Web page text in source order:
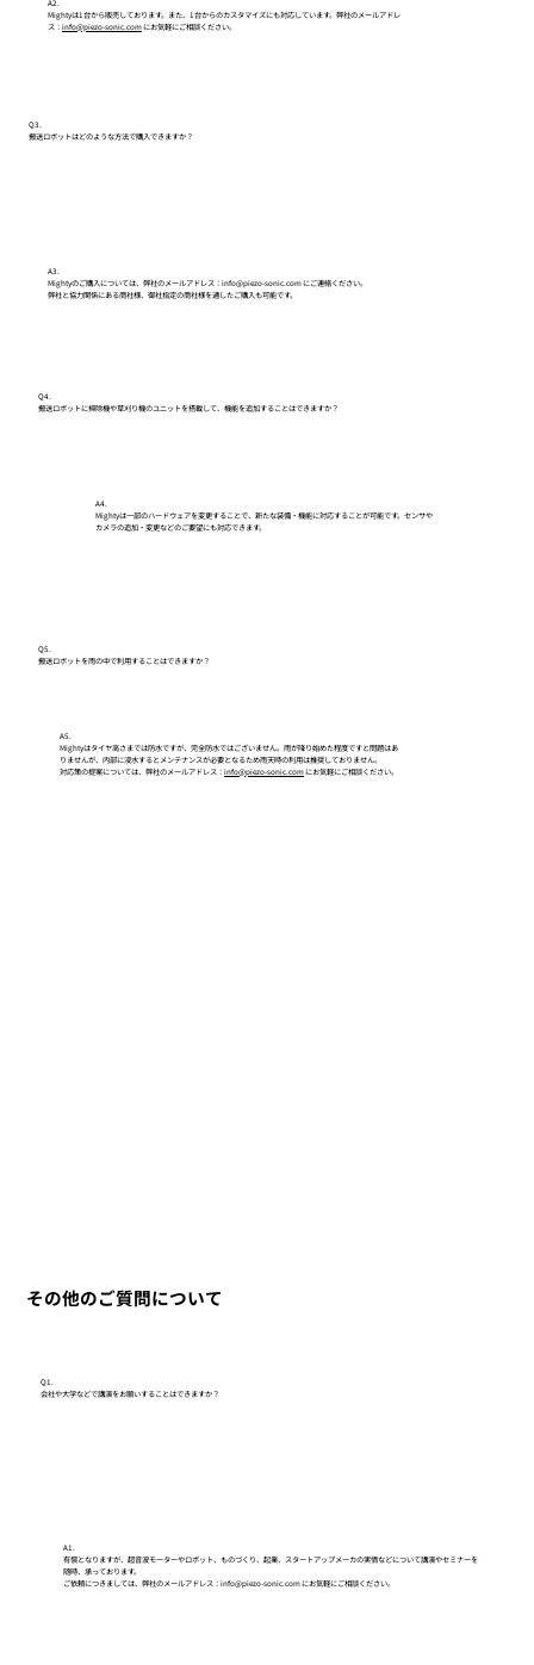
A2.
Mightyは1台から販売しております。また、1台からのカスタマイズにも対応しています。弊社のメールアドレ
ス： info@piezo-sonic.comにお気軽にご相談ください。
Q3.
搬送ロボットはどのような方法で購入できますか？
A3.
Mightyのご購入については、弊社のメールアドレス：info@piezo-sonic.com にご連絡ください。
弊社と協力関係にある商社様、御社指定の商社様を通したご購入も可能です。
Q4.
搬送ロボットに掃除機や草刈り機のユニットを搭載して、機能を追加することはできますか？
A4.
Mightyは一部のハードウェアを変更することで、新たな装備・機能に対応することが可能です。センサや
カメラの追加・変更などのご要望にも対応できます。
Q5.
搬送ロボットを雨の中で利用することはできますか？
A5.
Mightyはタイヤ高さまでは防水ですが、完全防水ではございません。雨が降り始めた程度ですと問題はあ
りませんが、内部に浸水するとメンテナンスが必要となるため雨天時の利用は推奨しておりません。
対応策の提案については、弊社のメールアドレス：info@piezo-sonic.comにお気軽にご相談ください。
その他のご質問について
Q1.
会社や大学などで講演をお願いすることはできますか？
A1.
有償となりますが、超音波モーターやロボット、ものづくり、起業、スタートアップメーカの実情などについて講演やセミナーを
随時、承っております。
ご依頼につきましては、弊社のメールアドレス：info@piezo-sonic.com にお気軽にご相談ください。